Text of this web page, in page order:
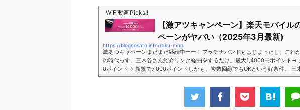
WiFi動画Picks!!
【激アツキャンペーン】楽天モバイル
ペーンがヤバい（2025年3月最新)
https://blognosato.info/raku-mnp
激あつキャペーンまだまだ継続中ーー！プラチナバンドもはじまったし、これ
の時代っす。三木谷さん紹介リンク経由をするだけ。最大1,4000円ポイント→
0ポイント→ 新規で7,000ポイントしかも、複数回線でもOKという好条件。 三
ペーン＼激熱の三木谷さんキャンペーン／2回線目以降でもOK再契約でもでも
モバイル。ついに「最後の賭け」とも思えるポイントばら撒きキャンペーンを
■キャンペーン概要三木谷社長の特別招待ページから楽天モバイ...